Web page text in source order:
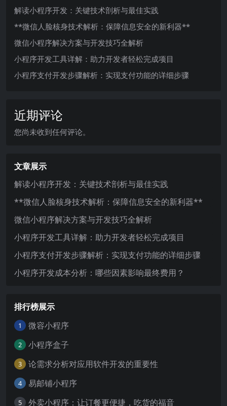
解读小程序开发：关键技术剖析与最佳实践
**微信人脸核身技术解析：保障信息安全的新利器**
微信小程序解决方案与开发技巧全解析
小程序开发工具详解：助力开发者轻松完成项目
小程序支付开发步骤解析：实现支付功能的详细步骤
近期评论
您尚未收到任何评论。
文章展示
解读小程序开发：关键技术剖析与最佳实践
**微信人脸核身技术解析：保障信息安全的新利器**
微信小程序解决方案与开发技巧全解析
小程序开发工具详解：助力开发者轻松完成项目
小程序支付开发步骤解析：实现支付功能的详细步骤
小程序开发成本分析：哪些因素影响最终费用？
排行榜展示
1 微容小程序
2 小程序盒子
3 论需求分析对应用软件开发的重要性
4 易邮铺小程序
5 外卖小程序：让订餐更便捷，吃货的福音